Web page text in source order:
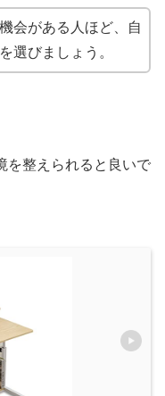
会がある人ほど、自
選びましょう。
を整えられると良いで